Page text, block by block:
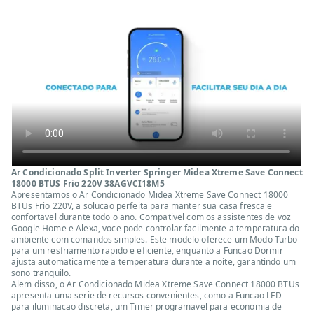
Ar Condicionado Split Inverter Springer Midea Xtreme Save Connect
18000 BTUS Frio 220V 38AGVCI18M5
Apresentamos o Ar Condicionado Midea Xtreme Save Connect 18000
BTUs Frio 220V, a solucao perfeita para manter sua casa fresca e
confortavel durante todo o ano. Compativel com os assistentes de voz
Google Home e Alexa, voce pode controlar facilmente a temperatura do
ambiente com comandos simples. Este modelo oferece um Modo Turbo
para um resfriamento rapido e eficiente, enquanto a Funcao Dormir
ajusta automaticamente a temperatura durante a noite, garantindo um
sono tranquilo.
Alem disso, o Ar Condicionado Midea Xtreme Save Connect 18000 BTUs
apresenta uma serie de recursos convenientes, como a Funcao LED
para iluminacao discreta, um Timer programavel para economia de